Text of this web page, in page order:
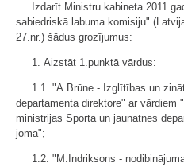
Izdarīt Ministru kabineta
sabiedriskā labuma komisiju"
27.nr.) šādus grozījumus:
1. Aizstāt 1.punktā vārdus:
1.1. "A.Brūne - Izglītības un
departamenta direktore" ar
ministrijas Sporta un jaunatnes
jomā";
1.2. "M.Indriksons -